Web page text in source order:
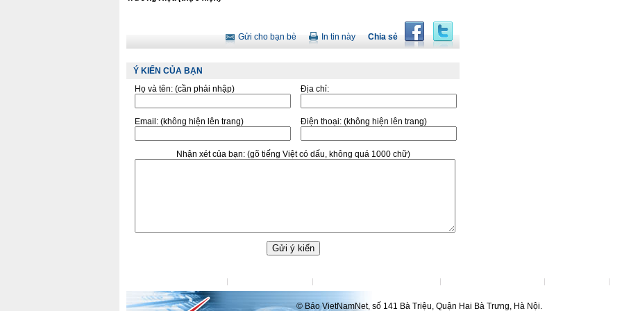
Chia sẻ
In tin này
Gửi cho bạn bè
Ý KIẾN CỦA BẠN
Họ và tên: (cần phải nhập) Địa chỉ:
Email: (không hiện lên trang) Điện thoại: (không hiện lên trang)
Nhận xét của bạn: (gõ tiếng Việt có dấu, không quá 1000 chữ)
© Báo VietNamNet, số 141 Bà Triệu, Quận Hai Bà Trưng, Hà Nội.